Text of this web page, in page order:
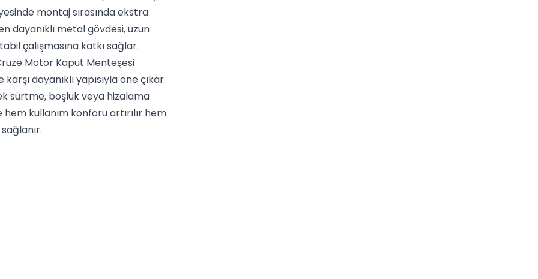
montaj sırasında ekstra
dayanıklı metal gövdesi, uzun
çalışmasına katkı sağlar.
Motor Kaput Menteşesi
dayanıklı yapısıyla öne çıkar.
sürtme, boşluk veya hizalama
kullanım konforu artırılır hem